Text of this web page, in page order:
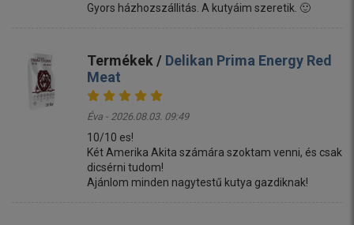
Gyors házhozszállitás. A kutyáim szeretik. 🙂
Termékek / Delikan Prima Energy Red
Meat
Éva - 2026.08.03. 09:49
10/10 es!
Két Amerika Akita számára szoktam venni, és csak
dicsérni tudom!
Ajánlom minden nagytestű kutya gazdiknak!